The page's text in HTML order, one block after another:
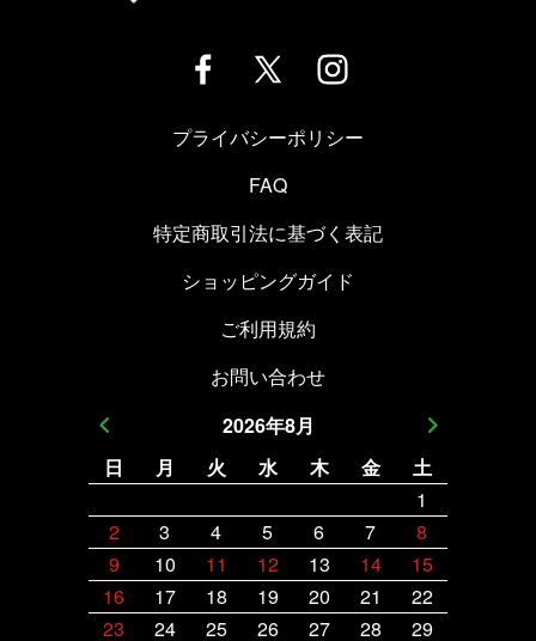
プライバシーポリシー
FAQ
特定商取引法に基づく表記
ショッピングガイド
ご利用規約
お問い合わせ
2026年8月
日
月 火 水 木 金
土
1
2
3 4 5 6 7
8
9
10 11 12 13 14
15
16
17 18 19 20 21
22
23
24 25 26 27 28 29